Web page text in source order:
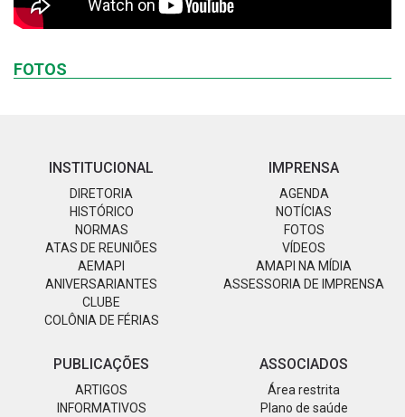
FOTOS
INSTITUCIONAL
DIRETORIA
HISTÓRICO
NORMAS
ATAS DE REUNIÕES
AEMAPI
ANIVERSARIANTES
CLUBE
COLÔNIA DE FÉRIAS
IMPRENSA
AGENDA
NOTÍCIAS
FOTOS
VÍDEOS
AMAPI NA MÍDIA
ASSESSORIA DE IMPRENSA
PUBLICAÇÕES
ARTIGOS
INFORMATIVOS
ASSOCIADOS
Área restrita
Plano de saúde